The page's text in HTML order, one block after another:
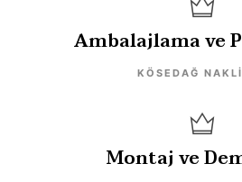
Ambalajlama ve
KÖSEDAĞ
Montaj ve